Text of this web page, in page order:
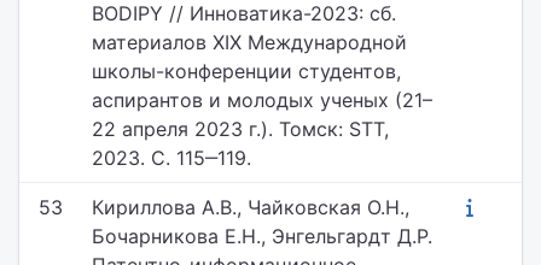
BODIPY // Инноватика-2023: сб.
материалов XIX Международной
школы-конференции студентов,
аспирантов и молодых ученых (21–
22 апреля 2023 г.). Томск: STT,
2023. С. 115‒119.
53
Кириллова А.В., Чайковская О.Н.,
Бочарникова Е.Н., Энгельгардт Д.Р.